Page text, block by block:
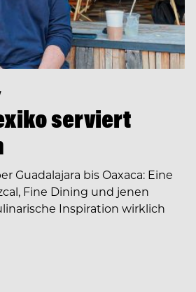
serviert
Guadalajara bis Oaxaca: Eine
Fine Dining und jenen
Inspiration wirklich